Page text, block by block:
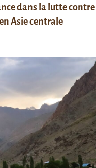
dans la lutte contre
Asie centrale